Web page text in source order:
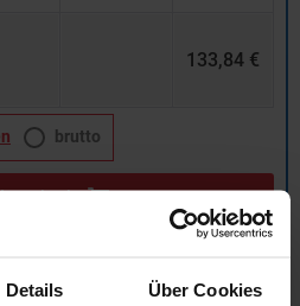
Details Über Cookies
133,84 €
brutto
drucken